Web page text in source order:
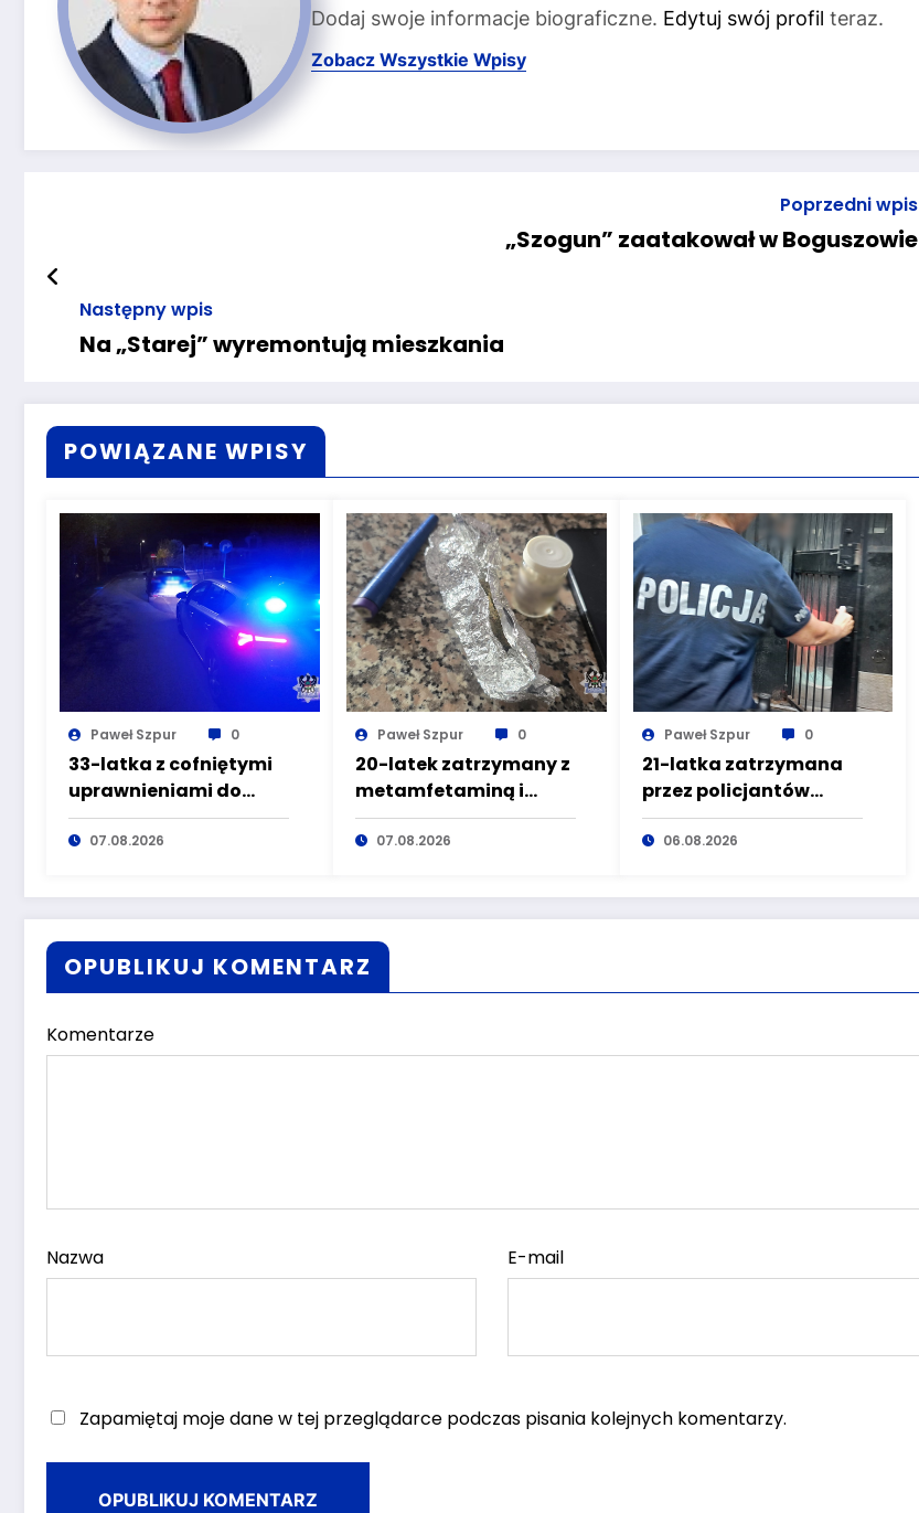
Dodaj swoje informacje biograficzne. Edytuj swój profil teraz.
Zobacz Wszystkie Wpisy
Poprzedni wpis
„Szogun” zaatakował w Boguszowie
Następny wpis
Na „Starej” wyremontują mieszkania
POWIĄZANE WPISY
Paweł Szpur 0
33-latka z cofniętymi
uprawnieniami do
kierowania pojazdami
wyeliminowana z
07.08.2026
Paweł Szpur 0
20-latek zatrzymany z
metamfetaminą i
marihuaną przez
głuszyckich
07.08.2026
Paweł Szpur 0
21-latka zatrzymana
przez policjantów
kryminalnych
pierwszego
kradzieże sklepowe
06.08.2026
OPUBLIKUJ KOMENTARZ
Komentarze
Nazwa E-mail
Zapamiętaj moje dane w tej przeglądarce podczas pisania kolejnych komentarzy.